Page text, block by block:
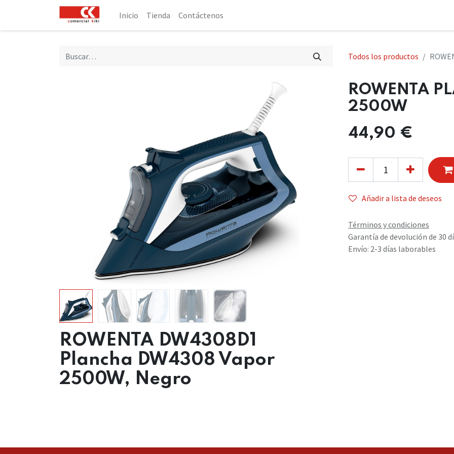
Inicio Tienda Contáctenos
Todos los productos
ROWENTA DW4308D1
Plancha DW4308 Vapor
2500W, Negro
ROWENTA
2500W
44,90 €
Añadir a lista de deseos
Términos y condiciones
Garantía de devolución de 30
Envío: 2-3 días laborables